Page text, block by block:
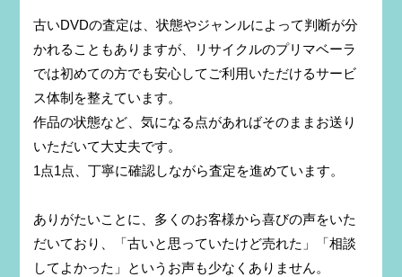
古いDVDの査定は、状態やジャンルによって判断が分
かれることもありますが、リサイクルのプリマベーラ
では初めての方でも安心してご利用いただけるサービ
ス体制を整えています。
作品の状態など、気になる点があればそのままお送り
いただいて大丈夫です。
1点1点、丁寧に確認しながら査定を進めています。
ありがたいことに、多くのお客様から喜びの声をいた
だいており、「古いと思っていたけど売れた」「相談
してよかった」というお声も少なくありません。